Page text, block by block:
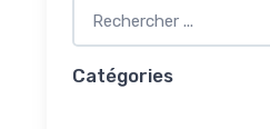
Catégories